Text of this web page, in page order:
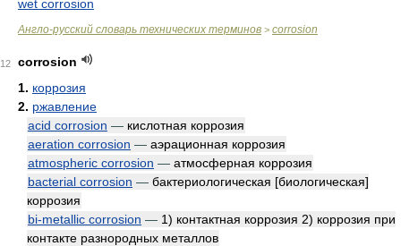
wet corrosion
Англо-русский словарь технических терминов > corrosion
12
corrosion
1. коррозия
2. ржавление
acid corrosion — кислотная коррозия
aeration corrosion — аэрационная коррозия
atmospheric corrosion — атмосферная коррозия
bacterial corrosion — бактериологическая [биологическая]
коррозия
bi-metallic corrosion — 1) контактная коррозия 2) коррозия при
контакте разнородных металлов